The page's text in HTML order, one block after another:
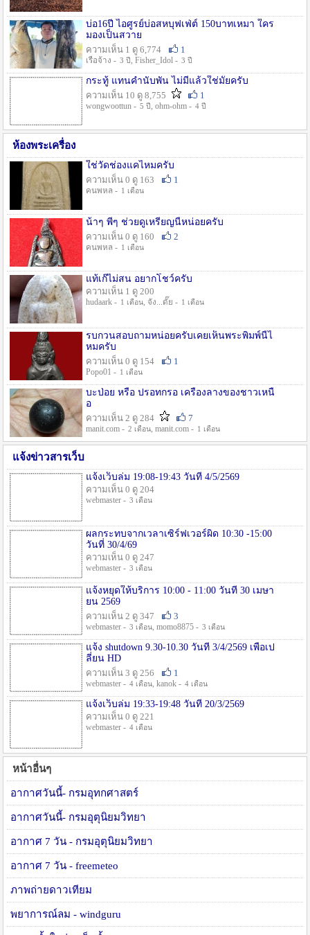
บ่อ16ปี ไอศูรย์บ่อสหบุฟเฟ่ต์ 150บาทเหมา ใคร
มองเป็นสวาย
ความเห็น 1 ดู 6,774
1
เรือจ้าง - 3 ปี , Fisher_Idol - 3 ปี
กระทู้ แทนคำนับพัน ไม่มีแล้วใช่มั๊ยครับ
ความเห็น 10 ดู 8,755
1
wongwoottun - 5 ปี , ohm-ohm - 4 ปี
ห้องพระเครื่อง
ใช่วัดช่องแคไหมครับ
ความเห็น 0 ดู 163
1
คนพหล - 1 เดือน
น้าๆ พี่ๆ ช่วยดูเหรียญนี้หน่อยครับ
ความเห็น 0 ดู 160
2
คนพหล - 1 เดือน
แท้เก๊ไม่สน อยากโชว์ครับ
ความเห็น 1 ดู 200
hudaark - 1 เดือน, จัง...ดั๊ย - 1 เดือน
รบกวนสอบถามหน่อยครับเคยเห็นพระพิมพ์นี้ไ
หมครับ
ความเห็น 0 ดู 154
1
Popo01 - 1 เดือน
บะป่อย หรือ ปรอทกรอ เครื่องลางของชาวเหนื
อ
ความเห็น 2 ดู 284
7
manit.com - 2 เดือน, manit.com - 1 เดือน
แจ้งข่าวสารเว็บ
แจ้งเว็บล่ม 19:08-19:43 วันที่ 4/5/2569
ความเห็น 0 ดู 204
webmaster - 3 เดือน
ผลกระทบจากเวลาเซิร์ฟเวอร์ผิด 10:30 -15:00
วันที่ 30/4/69
ความเห็น 0 ดู 247
webmaster - 3 เดือน
แจ้งหยุดให้บริการ 10:00 - 11:00 วันที่ 30 เมษา
ยน 2569
ความเห็น 2 ดู 347
3
webmaster - 3 เดือน, momo8875 - 3 เดือน
แจ้ง shutdown 9.30-10.30 วันที่ 3/4/2569 เพื่อเป
ลี่ยน HD
ความเห็น 3 ดู 256
1
webmaster - 4 เดือน, kanok - 4 เดือน
แจ้งเว็บล่ม 19:33-19:48 วันที่ 20/3/2569
ความเห็น 0 ดู 221
webmaster - 4 เดือน
หน้าอื่นๆ
อากาศวันนี้- กรมอุทกศาสตร์
อากาศวันนี้- กรมอุตุนิยมวิทยา
อากาศ 7 วัน - กรมอุตุนิยมวิทยา
อากาศ 7 วัน - freemeteo
ภาพถ่ายดาวเทียม
พยาการณ์ลม - windguru